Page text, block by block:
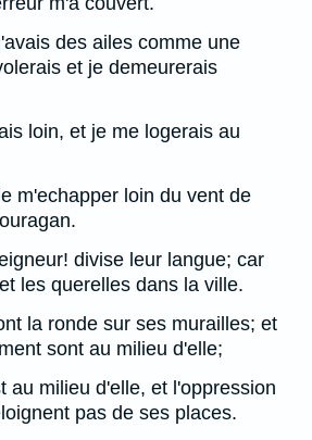
des ailes comme une
et je demeurerais
loin, et je me logerais au
m'echapper loin du vent de
divise leur langue; car
les querelles dans la ville.
la ronde sur ses murailles; et
sont au milieu d'elle;
au milieu d'elle, et l'oppression
pas de ses places.